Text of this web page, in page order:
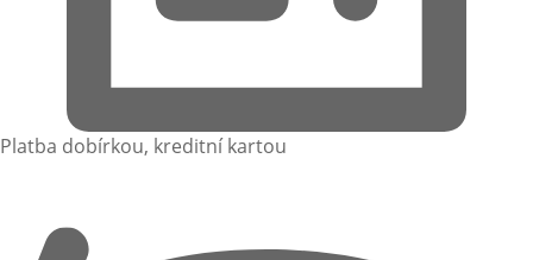
Platba dobírkou, kreditní kartou